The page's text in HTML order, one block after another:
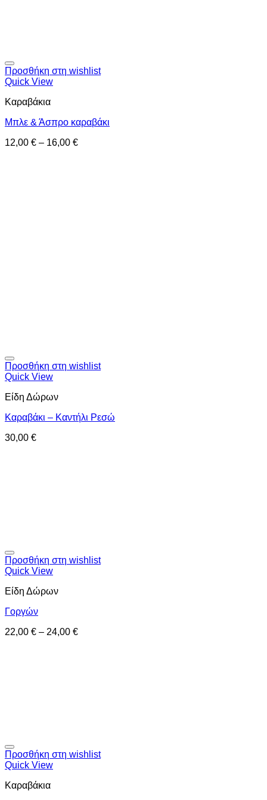
Προσθήκη στη wishlist
Quick View
Καραβάκια
Μπλε & Άσπρο καραβάκι
12,00 € – 16,00 €
Προσθήκη στη wishlist
Quick View
Είδη Δώρων
Καραβάκι – Καντήλι Ρεσώ
30,00 €
Προσθήκη στη wishlist
Quick View
Είδη Δώρων
Γοργών
22,00 € – 24,00 €
Προσθήκη στη wishlist
Quick View
Καραβάκια